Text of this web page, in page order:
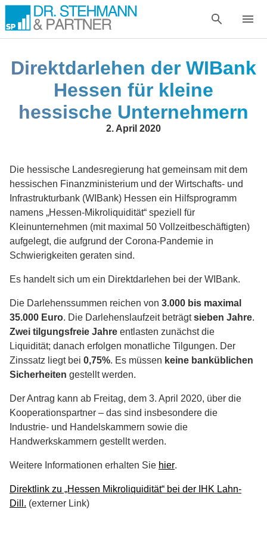
Direktdarlehen der WIBank
Hessen für kleine
hessische Unternehmern
2. April 2020
Die hessische Landesregierung hat gemeinsam mit dem
hessischen Finanzministerium und der Wirtschafts- und
Infrastrukturbank (WIBank) Hessen ein Hilfsprogramm
namens „Hessen-Mikroliquidität“ speziell für
Kleinunternehmen (mit maximal 50 Vollzeitbeschäftigten)
aufgelegt, die aufgrund der Corona-Pandemie in
Schwierigkeiten geraten sind.
Es handelt sich um ein Direktdarlehen bei der WIBank.
Die Darlehenssummen reichen von 3.000 bis maximal
35.000 Euro. Die Darlehenslaufzeit beträgtsieben Jahre.
Zwei tilgungsfreie Jahre entlasten zunächst die
Liquidität; danach erfolgen monatliche Tilgungen. Der
Zinssatz liegt bei 0,75%. Es müssen keine banküblichen
Sicherheiten gestellt werden.
Der Antrag kann ab Freitag, dem 3. April 2020, über die
Kooperationspartner – das sind insbesondere die
Industrie- und Handelskammern sowie die
Handwerkskammern gestellt werden.
Weitere Informationen erhalten Sie hier.
Direktlink zu „Hessen Mikroliquidität“ bei der IHK Lahn-
Dill. (externer Link)